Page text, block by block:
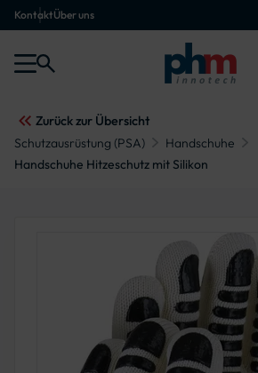
KontaktÜber uns
Zurück zur Übersicht
Schutzausrüstung (PSA)
Handschuhe
Handschuhe Hitzeschutz mit Silikon